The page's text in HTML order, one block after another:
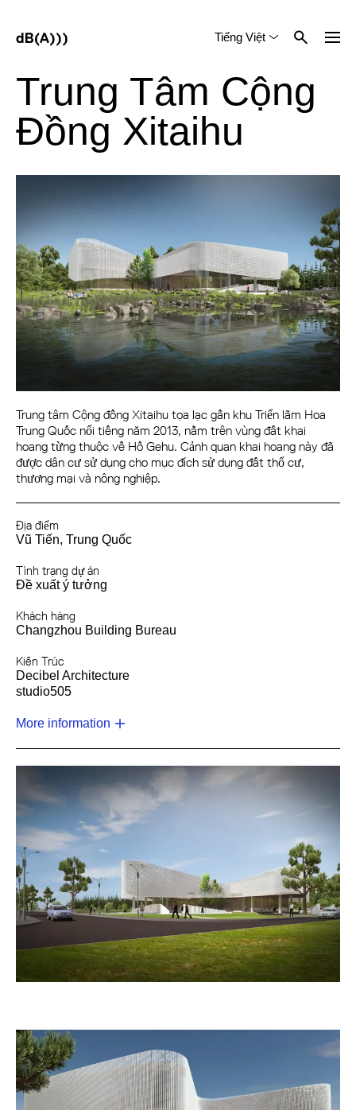
Tiếng Việt
Trung Tâm Cộng
Đồng Xitaihu
Trung tâm Cộng đồng Xitaihu tọa lạc gần khu Triển lãm Hoa
Trung Quốc nổi tiếng năm 2013, nằm trên vùng đất khai
hoang từng thuộc về Hồ Gehu. Cảnh quan khai hoang này đã
được dân cư sử dụng cho mục đích sử dụng đất thổ cư,
thương mại và nông nghiệp.
Địa điểm
Vũ Tiến, Trung Quốc
Tình trạng dự án
Đề xuất ý tưởng
Khách hàng
Changzhou Building Bureau
Kiến Trúc
Decibel Architecture
studio505
More information